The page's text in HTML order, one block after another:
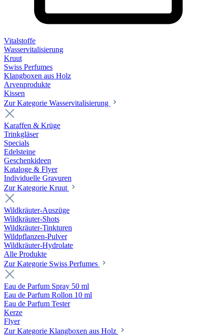
Vitalstoffe
Wasservitalisierung
Kruut
Swiss Perfumes
Klangboxen aus Holz
Arvenprodukte
Kissen
Zur Kategorie Wasservitalisierung
Karaffen & Krüge
Trinkgläser
Specials
Edelsteine
Geschenkideen
Kataloge & Flyer
Individuelle Gravuren
Zur Kategorie Kruut
Wildkräuter-Auszüge
Wildkräuter-Shots
Wildkräuter-Tinkturen
Wildpflanzen-Pulver
Wildkräuter-Hydrolate
Alle Produkte
Zur Kategorie Swiss Perfumes
Eau de Parfum Spray 50 ml
Eau de Parfum Rollon 10 ml
Eau de Parfum Tester
Kerze
Flyer
Zur Kategorie Klangboxen aus Holz